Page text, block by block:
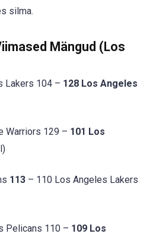
silma.
Mängud (Los
Lakers 104 – 128 Los Angeles
Warriors 129 – 101 Los
113 – 110 Los Angeles Lakers
Pelicans 110 – 109 Los